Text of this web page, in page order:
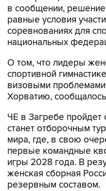
в сообщении, решение
равные условия
соревнованиях для
национальных
О том, что лидеры
спортивной
визовыми
Хорватию,
ЧЕ в Загребе пройдет
станет отборочным
мира, где, в свою
первые командные
игры 2028 года. В
женская сборная
резервным составом.